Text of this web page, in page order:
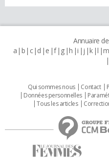
Annuaire
a b c d e f g h i j k l m
Qui sommes nous Contact
Données personnelles
Tous les articles